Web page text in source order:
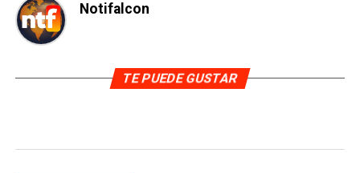
Notifalcon
TE PUEDE GUSTAR